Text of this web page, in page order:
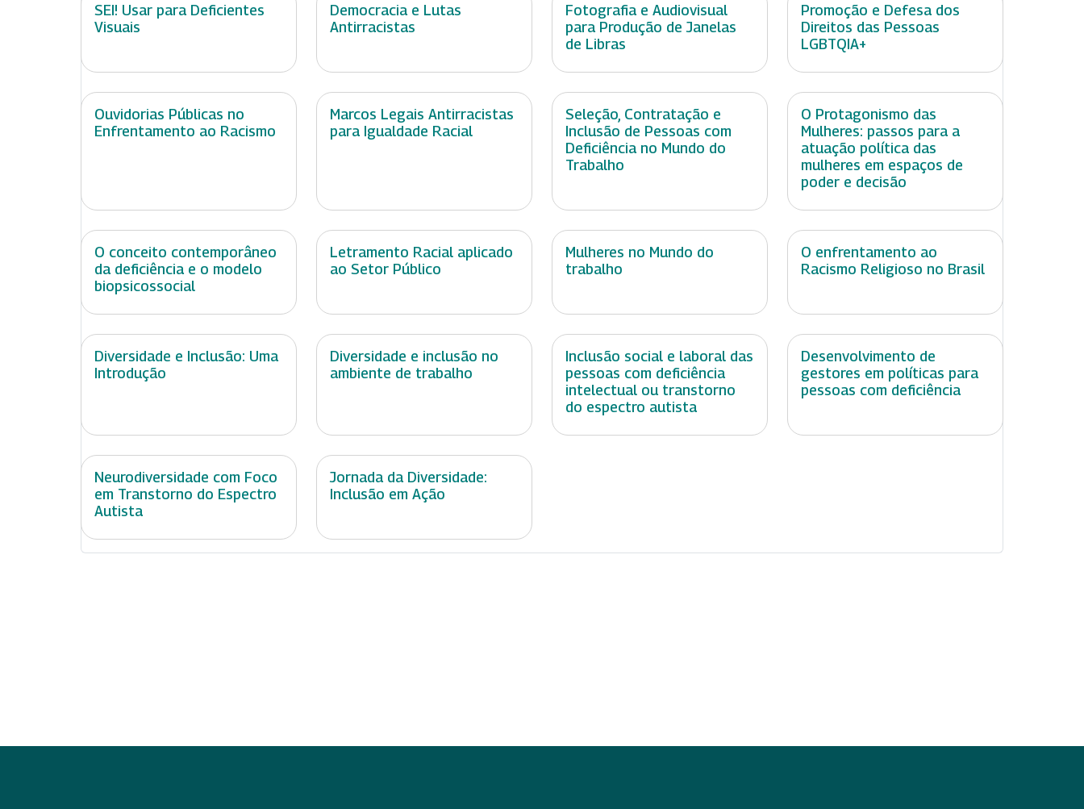
SEI! Usar para Deficientes
Visuais
Democracia e Lutas
Antirracistas
Fotografia e Audiovisual
para Produção de Janelas
de Libras
Promoção e Defesa dos
Direitos das Pessoas
LGBTQIA+
Ouvidorias Públicas no
Enfrentamento ao Racismo
Marcos Legais Antirracistas
para Igualdade Racial
Seleção, Contratação e
Inclusão de Pessoas com
Deficiência no Mundo do
Trabalho
O Protagonismo das
Mulheres: passos para a
atuação política das
mulheres em espaços de
poder e decisão
O conceito contemporâneo
da deficiência e o modelo
biopsicossocial
Letramento Racial aplicado
ao Setor Público
Mulheres no Mundo do
trabalho
O enfrentamento ao
Racismo Religioso no Brasil
Diversidade e Inclusão: Uma
Introdução
Diversidade e inclusão no
ambiente de trabalho
Inclusão social e laboral das
pessoas com deficiência
intelectual ou transtorno
do espectro autista
Desenvolvimento de
gestores em políticas para
pessoas com deficiência
Neurodiversidade com Foco
em Transtorno do Espectro
Autista
Jornada da Diversidade:
Inclusão em Ação